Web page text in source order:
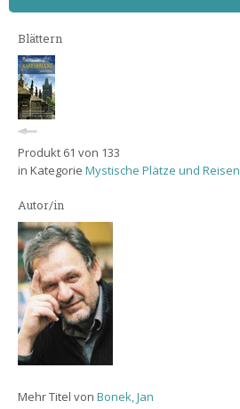
Blättern
Produkt 61 von 133
in Kategorie Mystische Plätze und Reisen
Autor/in
Mehr Titel von Bonek, Jan